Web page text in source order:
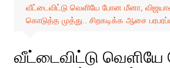
வீட்டைவிட்டு வெளியே போன மீனா,
கொடுத்த முத்து.. சிறகடிக்க ஆசை
வீட்டைவிட்டு